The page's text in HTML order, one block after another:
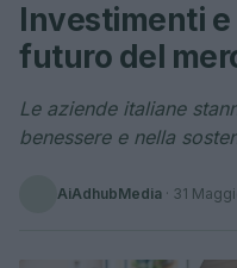
Investimenti
futuro del
Le aziende italiane
benessere e nella
AiAdhubMedia · 31